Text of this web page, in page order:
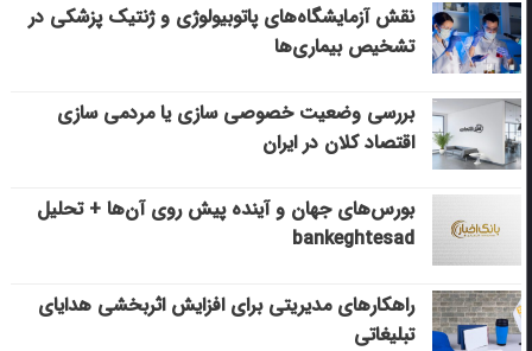
نقش آزمایشگاه‌های پاتوبیولوژی و ژنتیک پزشکی در
تشخیص بیماری‌ها
بررسی وضعیت خصوصی سازی یا مردمی سازی
اقتصاد کلان در ایران
بورس‌های جهان و آینده پیش روی آن‌ها + تحلیل
bankeghtesad
راهکارهای مدیریتی برای افزایش اثربخشی هدایای
تبلیغاتی